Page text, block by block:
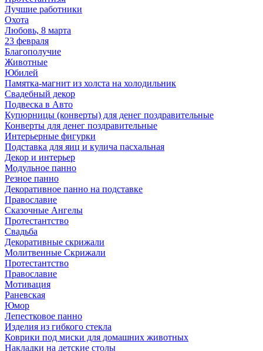
Лучшие работники
Охота
Любовь, 8 марта
23 февраля
Благополучие
Животные
Юбилей
Памятка-магнит из холста на холодильник
Свадебный декор
Подвеска в Авто
Купюрницы (конверты) для денег поздравительные
Конверты для денег поздравительные
Интерьерные фигурки
Подставка для яиц и кулича пасхальная
Декор и интерьер
Модульное панно
Резное панно
Декоративное панно на подставке
Православие
Сказочные Ангелы
Протестантство
Свадьба
Декоративные скрижали
Молитвенные Скрижали
Протестантство
Православие
Мотивация
Раневская
Юмор
Лепестковое панно
Изделия из гибкого стекла
Коврики под миски для домашних животных
Накладки на детские столы